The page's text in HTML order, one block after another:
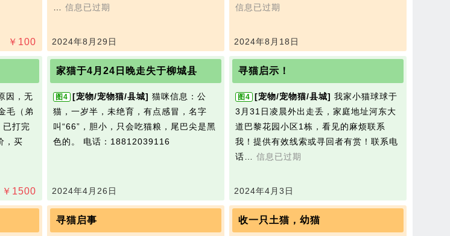
￥ 100
信息已过期
2024年8月29日
信息已过期
2024年8月18日
因，无
毛（弟
已打完
，买
￥ 1500
家猫于4月24日晚走失于柳城县
图4 [宠物/宠物猫/县城] 猫咪信息：公
猫，一岁半，未绝育，有点感冒，名字
叫“66”，胆小，只会吃猫粮，尾巴尖是黑
色的。 电话：18812039116
2024年4月26日
寻猫启示！
图4 [宠物/宠物猫/县城] 我家小猫球球于
3月31日凌晨外出走丢，家庭地址河东大
道巴黎花园小区1栋，看见的麻烦联系
我！提供有效线索或寻回者有赏！联系电
话… 信息已过期
2024年4月3日
寻猫启事 收一只土猫，幼猫